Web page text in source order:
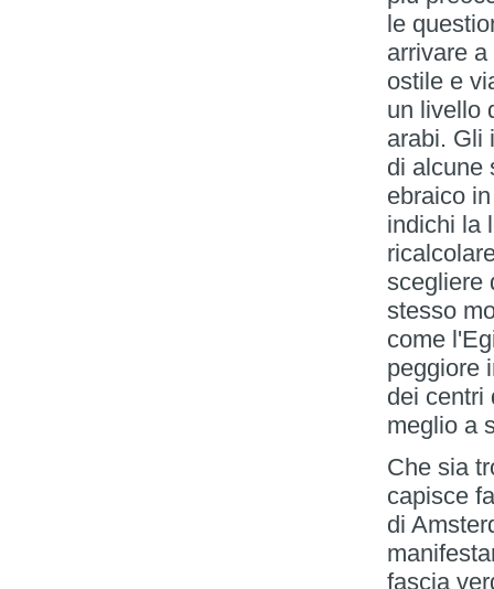
le
arrivare
ostile e
un livello
arabi. Gli
di alcune
ebraico
indichi la
scegliere
stesso
come
peggiore
dei centri
meglio a
Che sia
capisce
di
fascia